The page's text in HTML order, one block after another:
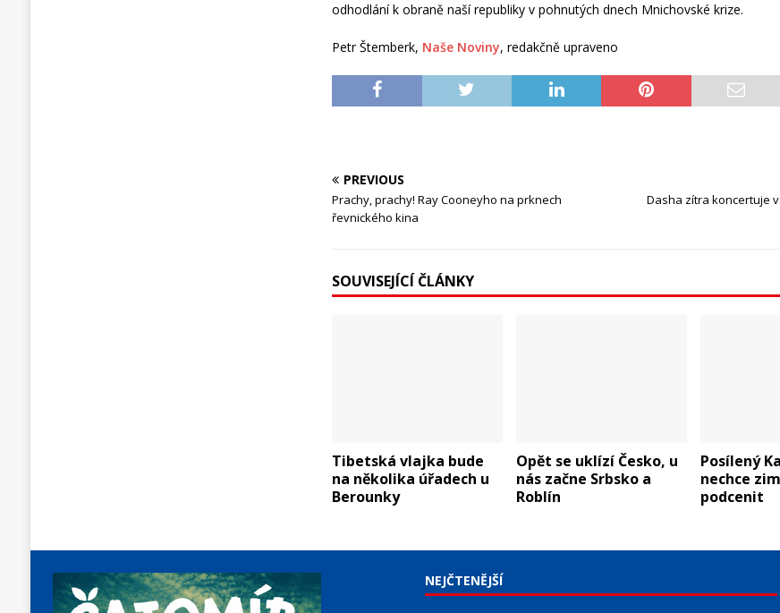
odhodlání k obraně naší republiky v pohnutých dnech Mnichovské krize.
Petr Štemberk, Naše Noviny, redakčně upraveno
PREVIOUS
Prachy, prachy! Ray Cooneyho na prknech
řevnického kina
Dasha zítra koncertuje
SOUVISEJÍCÍ ČLÁNKY
Tibetská vlajka bude
na několika úřadech u
Berounky
Opět se uklízí Česko, u
nás začne Srbsko a
Roblín
Posílený
nechce
podcenit
NEJČTENĚJŠÍ